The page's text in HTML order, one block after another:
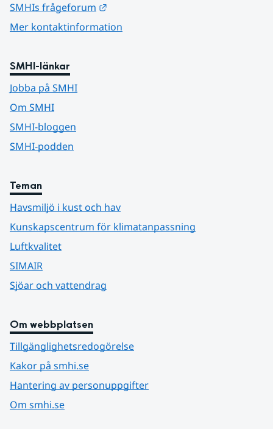
SMHIs frågeforum
Mer kontaktinformation
SMHI-länkar
Jobba på SMHI
Om SMHI
SMHI-bloggen
SMHI-podden
Teman
Havsmiljö i kust och hav
Kunskapscentrum för klimatanpassning
Luftkvalitet
SIMAIR
Sjöar och vattendrag
Om webbplatsen
Tillgänglighetsredogörelse
Kakor på smhi.se
Hantering av personuppgifter
Om smhi.se